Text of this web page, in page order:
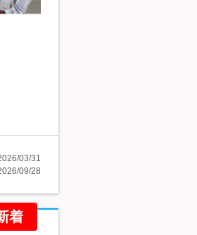
03/31
09/28
着